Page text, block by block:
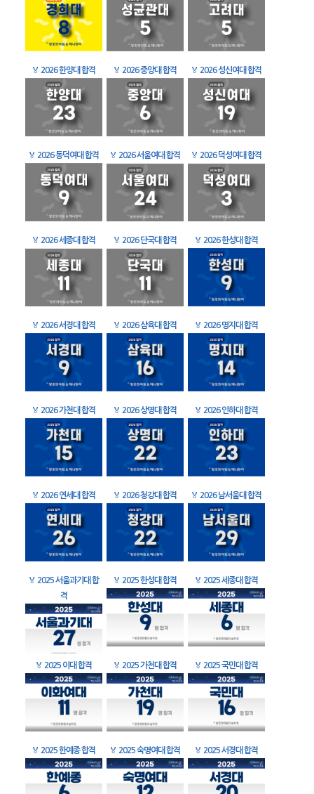
🏅 2026 한양대 합격 🏅 2026 중앙대 합격 🏅 2026 성신여대 합격
🏅 2026 동덕여대 합격 🏅 2026 서울여대 합격 🏅 2026 덕성여대 합격
🏅 2026 세종대 합격 🏅 2026 단국대 합격 🏅 2026 한성대 합격
🏅 2026 서경대 합격 🏅 2026 삼육대 합격 🏅 2026 명지대 합격
🏅 2026 가천대 합격 🏅 2026 상명대 합격 🏅 2026 인하대 합격
🏅 2026 연세대 합격 🏅 2026 청강대 합격 🏅 2026 남서울대 합격
🏅 2025 서울과기대 합
격
🏅 2025 한성대 합격 🏅 2025 세종대 합격
🏅 2025 이대 합격 🏅 2025 가천대 합격 🏅 2025 국민대 합격
🏅 2025 한예종 합격 🏅 2025 숙명여대 합격 🏅 2025 서경대 합격